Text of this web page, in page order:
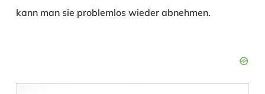
kann man sie problemlos wieder abnehmen.